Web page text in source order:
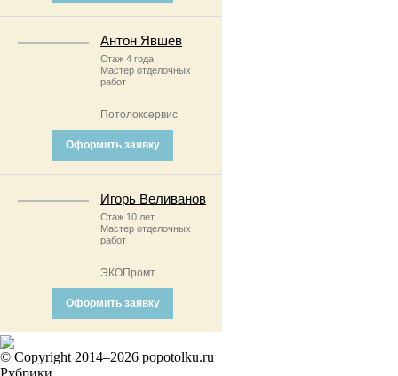
Антон Явшев
Стаж 4 года
Мастер отделочных
работ
Потолоксервис
Оформить заявку
Игорь Веливанов
Стаж 10 лет
Мастер отделочных
работ
ЭКОПромт
Оформить заявку
© Copyright 2014–2026 popotolku.ru
Рубрики